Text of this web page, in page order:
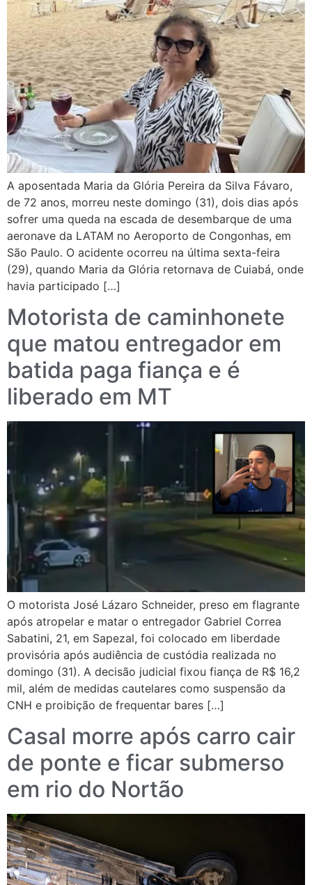
A aposentada Maria da Glória Pereira da Silva Fávaro,
de 72 anos, morreu neste domingo (31), dois dias após
sofrer uma queda na escada de desembarque de uma
aeronave da LATAM no Aeroporto de Congonhas, em
São Paulo. O acidente ocorreu na última sexta-feira
(29), quando Maria da Glória retornava de Cuiabá, onde
havia participado […]
Motorista de caminhonete
que matou entregador em
batida paga fiança e é
liberado em MT
O motorista José Lázaro Schneider, preso em flagrante
após atropelar e matar o entregador Gabriel Correa
Sabatini, 21, em Sapezal, foi colocado em liberdade
provisória após audiência de custódia realizada no
domingo (31). A decisão judicial fixou fiança de R$ 16,2
mil, além de medidas cautelares como suspensão da
CNH e proibição de frequentar bares […]
Casal morre após carro cair
de ponte e ficar submerso
em rio do Nortão